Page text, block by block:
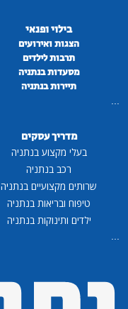
בילוי ופנאי
הצגות ואירועים
תרבות לילדים
מסעדות בנתניה
תיירות בנתניה
...
מדריך עסקים
בעלי מקצוע בנתניה
רכב בנתניה
שרותים מקצועיים בנתניה
טיפוח ובריאות בנתניה
ילדים ותינוקות בנתניה
...